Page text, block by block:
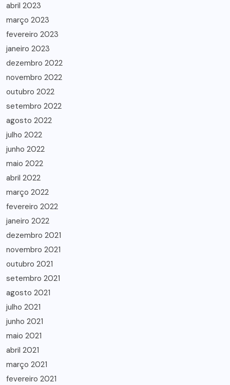
abril 2023
março 2023
fevereiro 2023
janeiro 2023
dezembro 2022
novembro 2022
outubro 2022
setembro 2022
agosto 2022
julho 2022
junho 2022
maio 2022
abril 2022
março 2022
fevereiro 2022
janeiro 2022
dezembro 2021
novembro 2021
outubro 2021
setembro 2021
agosto 2021
julho 2021
junho 2021
maio 2021
abril 2021
março 2021
fevereiro 2021